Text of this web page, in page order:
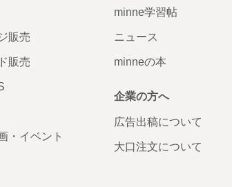
販売
販売
・イベント
minne学習帖
ニュース
minneの本
企業の方へ
広告出稿について
大口注文について